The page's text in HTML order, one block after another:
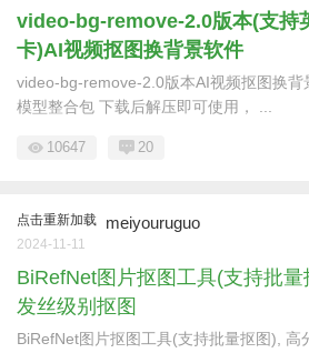
video-bg-remove-2.0版本(支持
卡)AI视频抠图换背景软件
video-bg-remove-2.0版本AI视频抠图换背
模型整合包 下载后解压即可使用， ...
10647 20
点击重新加载 meiyouruguo
2024-11-11
BiRefNet图片抠图工具(支持批
发丝级别抠图
BiRefNet图片抠图工具(支持批量抠图), 高